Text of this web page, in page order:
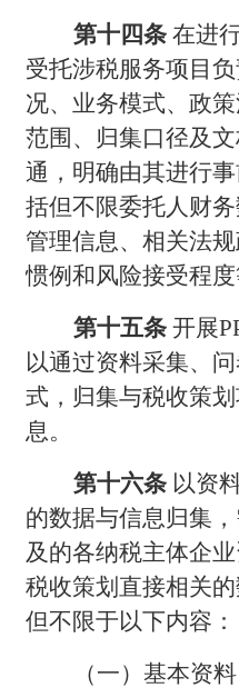
第十四条在进
受托涉税服务项目
况、业务模式、政
范围、归集口径及
通，明确由其进行
括但不限委托人财
管理信息、相关法
惯例和风险接受程度
第十五条开展
以通过资料采集、
式，归集与税收策
息。
第十六条 以资
的数据与信息归集
及的各纳税主体企
税收策划直接相关
但不限于以下内容：
（一）基本资